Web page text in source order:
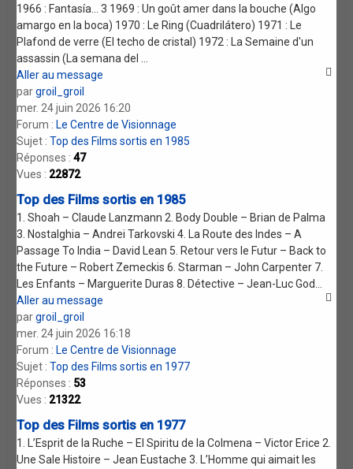
1966 : Fantasía... 3 1969 : Un goût amer dans la bouche (Algo
amargo en la boca) 1970 : Le Ring (Cuadrilátero) 1971 : Le
Plafond de verre (El techo de cristal) 1972 : La Semaine d'un
assassin (La semana del ...
Aller au message
pargroil_groil
mer. 24 juin 2026 16:20
Forum : Le Centre de Visionnage
Sujet :Top des Films sortis en 1985
Réponses :47
Vues : 22872
Top des Films sortis en 1985
1. Shoah – Claude Lanzmann 2. Body Double – Brian de Palma
3. Nostalghia – Andrei Tarkovski 4. La Route des Indes – A
Passage To India – David Lean 5. Retour vers le Futur – Back to
the Future – Robert Zemeckis 6. Starman – John Carpenter 7.
Les Enfants – Marguerite Duras 8. Détective – Jean-Luc God...
Aller au message
pargroil_groil
mer. 24 juin 2026 16:18
Forum : Le Centre de Visionnage
Sujet :Top des Films sortis en 1977
Réponses : 53
Vues : 21322
Top des Films sortis en 1977
1. L’Esprit de la Ruche – El Spiritu de la Colmena – Victor Erice 2.
Une Sale Histoire – Jean Eustache 3. L’Homme qui aimait les